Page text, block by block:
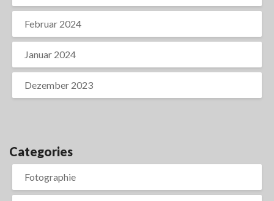
Februar 2024
Januar 2024
Dezember 2023
Categories
Fotographie